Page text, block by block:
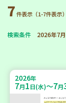
7件表示（1-7件表示）
検索条件 2026年7
2026年
7月1日(水)～7月